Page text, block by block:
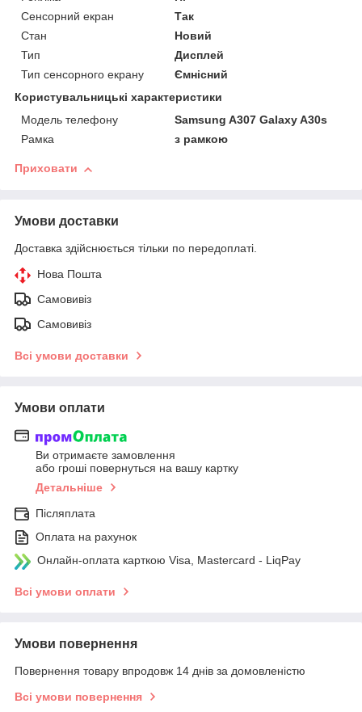
Сенсорний екран
Так
Стан
Новий
Тип
Дисплей
Тип сенсорного екрану
Ємнісний
Користувальницькі характеристики
Модель телефону
Samsung A307 Galaxy A30s
Рамка
з рамкою
Приховати
Умови доставки
Доставка здійснюється тільки по передоплаті.
Нова Пошта
Самовивіз
Самовивіз
Всі умови доставки
Умови оплати
Ви отримаєте замовлення
або гроші повернуться на вашу картку
Детальніше
Післяплата
Оплата на рахунок
Онлайн-оплата карткою Visa, Mastercard - LiqPay
Всі умови оплати
Умови повернення
Повернення товару впродовж 14 днів за домовленістю
Всі умови повернення